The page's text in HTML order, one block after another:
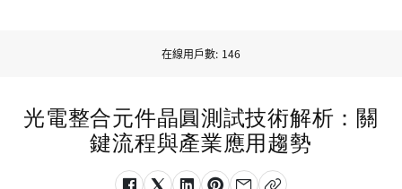
在線用戶數: 146
光電整合元件晶圓測試技術解析：關
鍵流程與產業應用趨勢